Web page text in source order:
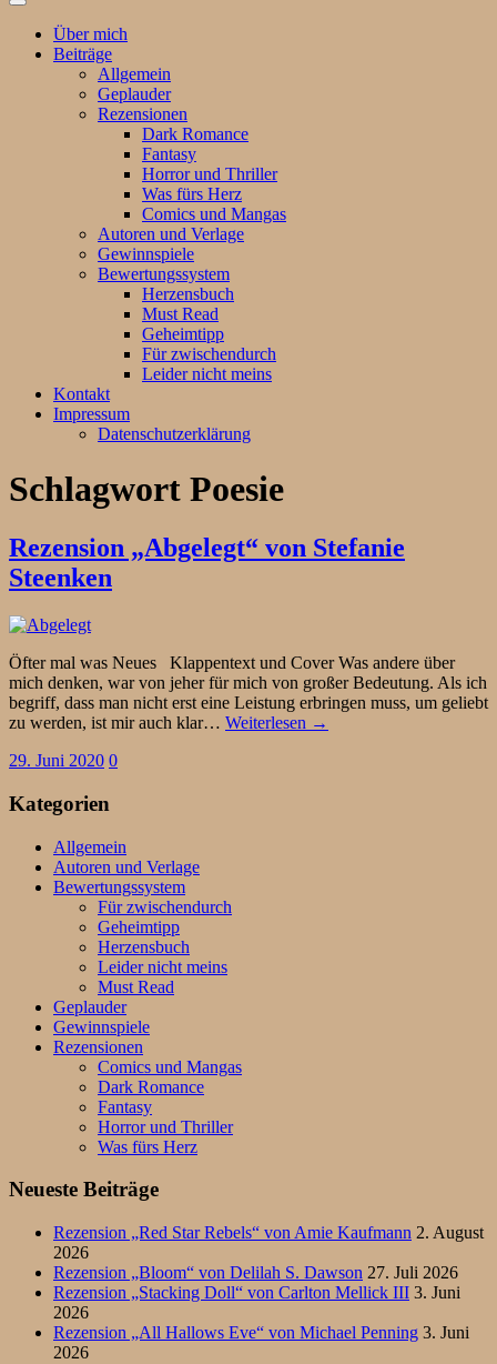
Suchfeld
ein-/ausblenden
Über mich
Beiträge
Allgemein
Geplauder
Rezensionen
Dark Romance
Fantasy
Horror und Thriller
Was fürs Herz
Comics und Mangas
Autoren und Verlage
Gewinnspiele
Bewertungssystem
Herzensbuch
Must Read
Geheimtipp
Für zwischendurch
Leider nicht meins
Kontakt
Impressum
Datenschutzerklärung
Schlagwort Poesie
Rezension „Abgelegt“ von Stefanie
Steenken
Öfter mal was Neues Klappentext und Cover Was andere über
mich denken, war von jeher für mich von großer Bedeutung. Als ich
begriff, dass man nicht erst eine Leistung erbringen muss, um geliebt
zu werden, ist mir auch klar… Weiterlesen →
29. Juni 2020 0
Kategorien
Allgemein
Autoren und Verlage
Bewertungssystem
Für zwischendurch
Geheimtipp
Herzensbuch
Leider nicht meins
Must Read
Geplauder
Gewinnspiele
Rezensionen
Comics und Mangas
Dark Romance
Fantasy
Horror und Thriller
Was fürs Herz
Neueste Beiträge
Rezension „Red Star Rebels“ von Amie Kaufmann 2. August
2026
Rezension „Bloom“ von Delilah S. Dawson 27. Juli 2026
Rezension „Stacking Doll“ von Carlton Mellick III 3. Juni
2026
Rezension „All Hallows Eve“ von Michael Penning 3. Juni
2026